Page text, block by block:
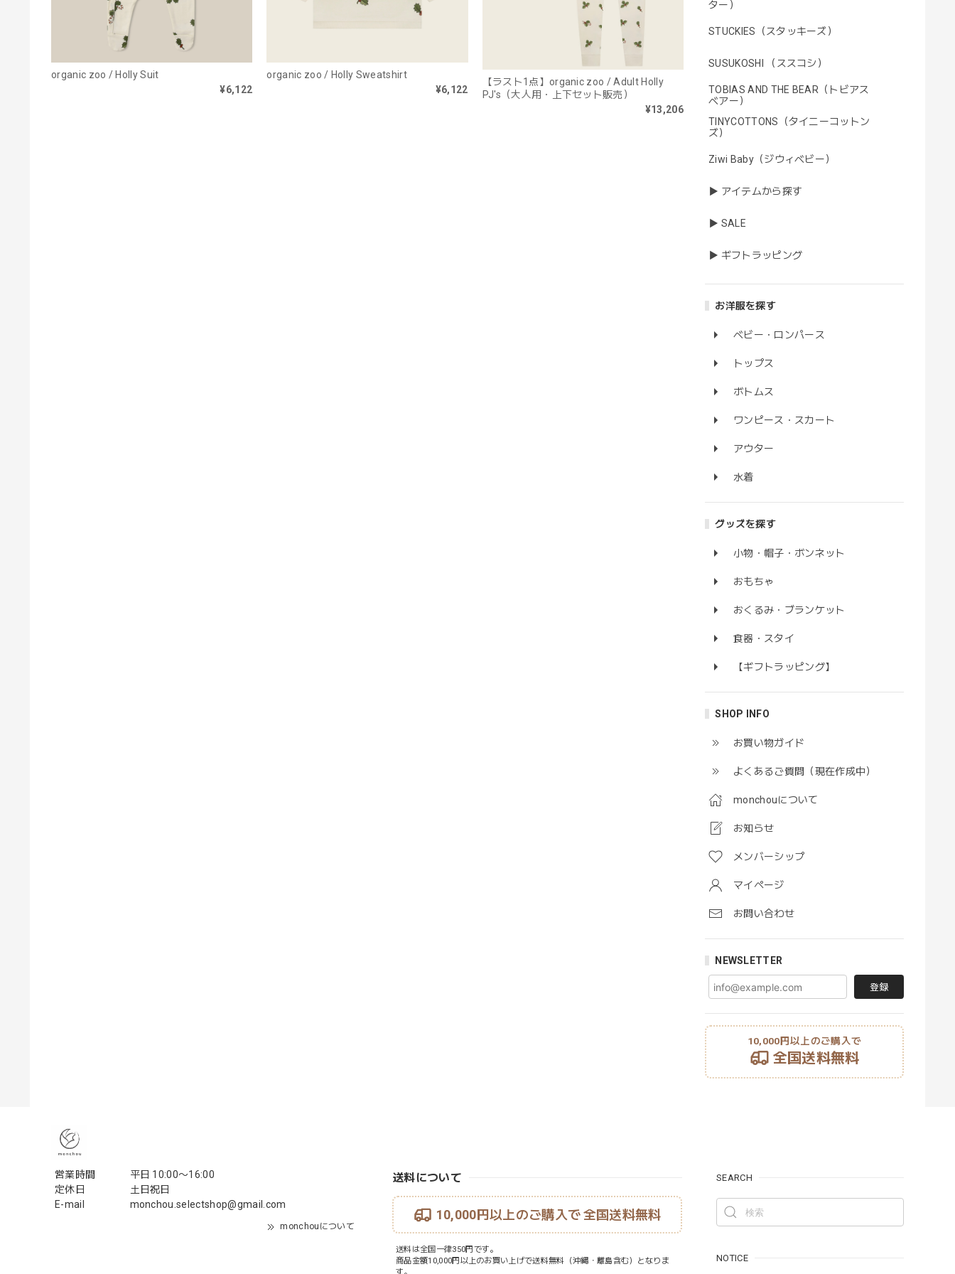
ター）
STUCKIES（スタッキーズ）
SUSUKOSHI （ススコシ）
TOBIAS AND THE BEAR（トビアス
ベアー）
TINYCOTTONS（タイニーコットン
ズ）
Ziwi Baby（ジウィベビー）
▶ アイテムから探す
▶ SALE
▶ ギフトラッピング
お洋服を探す
ベビー・ロンパース
トップス
ボトムス
ワンピース・スカート
アウター
水着
グッズを探す
小物・帽子・ボンネット
おもちゃ
おくるみ・ブランケット
食器・スタイ
【ギフトラッピング】
SHOP INFO
お買い物ガイド
よくあるご質問（現在作成中）
monchouについて
お知らせ
メンバーシップ
マイページ
お問い合わせ
NEWSLETTER
登録
10,000円以上のご購入で
全国送料無料
organic zoo / Holly Suit
¥6,122
organic zoo / Holly Sweatshirt
¥6,122
【ラスト1点】organic zoo / Adult Holly
PJ's（大人用・上下セット販売）
¥13,206
営業時間
平日 10:00〜16:00
定休日
土日祝日
E-mail
monchou.selectshop@gmail.com
monchouについて
送料について
10,000円以上のご購入で全国送料無料
送料は全国一律350円です。
商品金額10,000円以上のお買い上げで送料無料（沖縄・離島含む）となりま
SEARCH
NOTICE